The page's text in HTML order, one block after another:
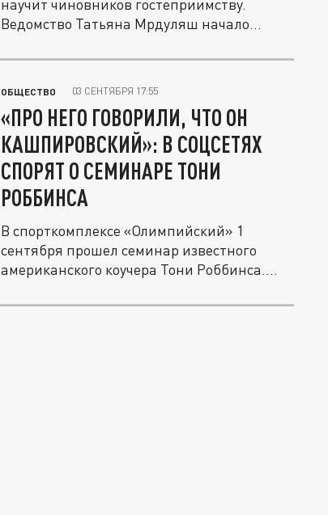
научит чиновников гостеприимству.
Ведомство Татьяна Мрдуляш начало
ОБЩЕСТВО 03 СЕНТЯБРЯ 17:55
«ПРО НЕГО ГОВОРИЛИ, ЧТО ОН
КАШПИРОВСКИЙ»: В СОЦСЕТЯХ
СПОРЯТ О СЕМИНАРЕ ТОНИ
РОББИНСА
В спорткомплексе «Олимпийский» 1
сентября прошел семинар известного
американского коучера Тони Роббинса....